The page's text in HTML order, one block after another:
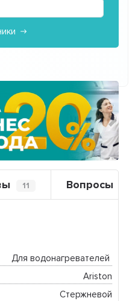
11 Вопросы
Для водонагревателей
Ariston
Стержневой